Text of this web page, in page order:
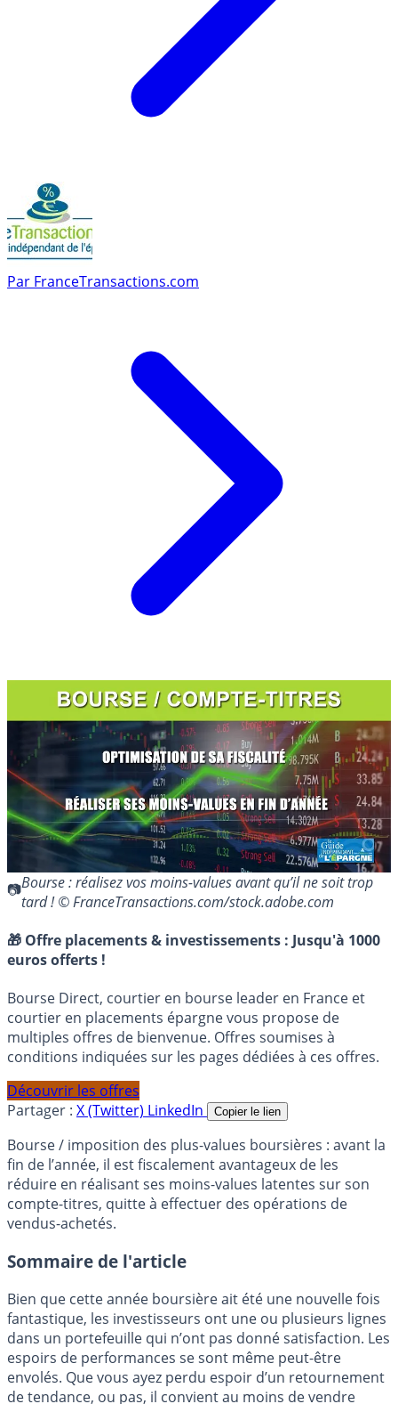
Par FranceTransactions.com
Bourse : réalisez vos moins-values avant qu’il ne soit trop
tard ! © FranceTransactions.com/stock.adobe.com
🎁 Offre placements & investissements : Jusqu'à 1000
euros offerts !
Bourse Direct, courtier en bourse leader en France et
courtier en placements épargne vous propose de
multiples offres de bienvenue. Offres soumises à
conditions indiquées sur les pages dédiées à ces offres.
Découvrir les offres
Partager : X (Twitter) LinkedIn Copier le lien
Bourse / imposition des plus-values boursières : avant la
fin de l’année, il est fiscalement avantageux de les
réduire en réalisant ses moins-values latentes sur son
compte-titres, quitte à effectuer des opérations de
vendus-achetés.
Sommaire de l'article
Bien que cette année boursière ait été une nouvelle fois
fantastique, les investisseurs ont une ou plusieurs lignes
dans un portefeuille qui n’ont pas donné satisfaction. Les
espoirs de performances se sont même peut-être
envolés. Que vous ayez perdu espoir d’un retournement
de tendance, ou pas, il convient au moins de vendre